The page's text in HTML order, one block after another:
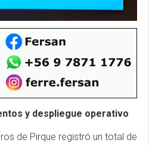
y despliegue operativo
de Pirque registró un total de